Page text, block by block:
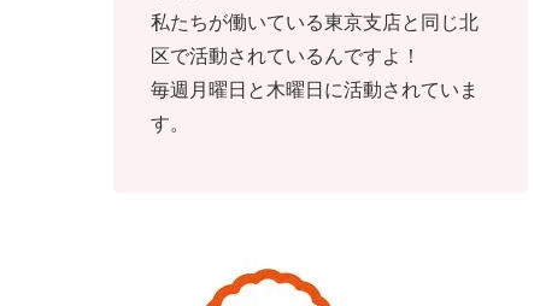
私たちが働いている東京支店と同じ北
区で活動されているんですよ！
毎週月曜日と木曜日に活動されていま
す。